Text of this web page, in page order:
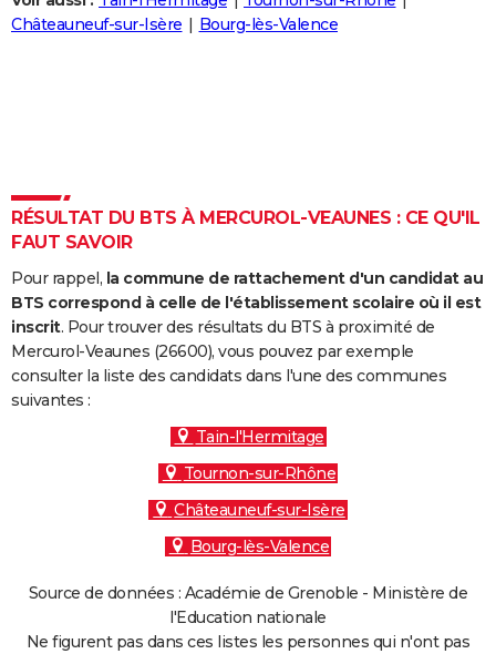
Destinations
City break
Voyage nature
Voyage de noces
Forum
Climat
+
PHOTO
Carte de Noël
Carte Bonne année
Carte Saint-Valentin
Carte Pâques
Carte d'anniversaire
DICTIONNAIRE
Dictionnaire
Biographies
Citations
Expressions
Proverbes
PROGRAMME TV
COPAINS D'AVANT
S'inscrire
Se connecter
Lycées
Collèges
Primaires
Universités
Entreprises
Service militaire
Avis de recherche
AVIS DE DÉCÈS
FORUM
Châteauneuf-sur-Isère
Bourg-lès-Valence
RÉSULTAT DU BTS À MERCUROL-VEAUNES : CE QU'IL
FAUT SAVOIR
Pour rappel, la commune de rattachement d'un candidat au
BTS correspond à celle de l'établissement scolaire où il est
inscrit. Pour trouver des résultats du BTS à proximité de
Mercurol-Veaunes (26600), vous pouvez par exemple
consulter la liste des candidats dans l'une des communes
suivantes :
Tain-l'Hermitage
Tournon-sur-Rhône
Châteauneuf-sur-Isère
Bourg-lès-Valence
Source de données : Académie de Grenoble - Ministère de
l'Education nationale
Ne figurent pas dans ces listes les personnes qui n'ont pas